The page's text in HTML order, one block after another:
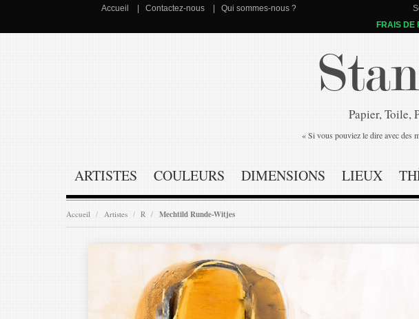
Accueil Contactez-nous Qui sommes-nous ?
FRAIS DE
Papier, Toile,
« Si vous pouviez le dire avec des
ARTISTES COULEURS DIMENSIONS LIEUX
Accueil Artistes R Mechtild Runde-Witjes